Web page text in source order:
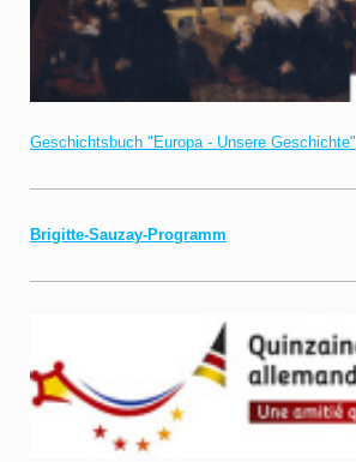
Geschichtsbuch "Europa - Unsere Geschichte"
Brigitte-Sauzay-Programm